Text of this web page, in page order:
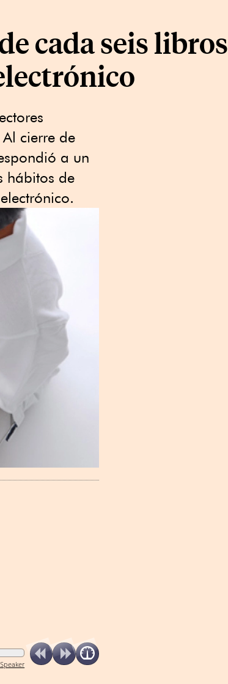
cada seis libros
cierre de
a un
hábitos de